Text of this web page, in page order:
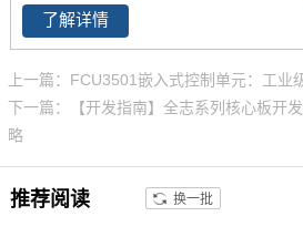
0% 国产工业级元器件，-40℃~8
5℃宽温稳定运行，支持国密算法
与安全启动，满足电力、工业控
制、新能源、医疗等场景需求，
且提供 10-15 年供货保障，助力
4×Cortex-A7+64 位 RISC-V 多
核异构架构，兼顾高性能数据处
3 路 GMAC 千兆以太网、2 路 C
AN-FD、LocalBus 等工业关键接
口，搭配完善的 Linux/Android S
DK 及硬件开发资料，可快速适
配工业控制、电力、新能源等领
了解详情
上一篇：FCU3501嵌入式控制单元：工业
下一篇：【开发指南】全志系列核心板开
略
推荐阅读 换一批